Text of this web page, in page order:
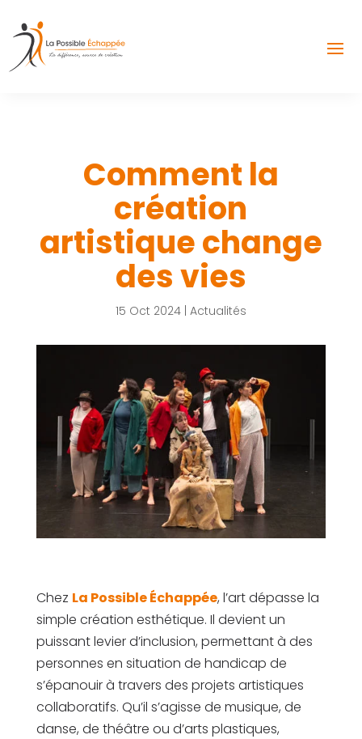
Comment la
création
artistique change
des vies
15 Oct 2024| Actualités
Chez La Possible Échappée, l’art dépasse la
simple création esthétique. Il devient un
puissant levier d’inclusion, permettant à des
personnes en situation de handicap de
s’épanouir à travers des projets artistiques
collaboratifs. Qu’il s’agisse de musique, de
danse, de théâtre ou d’arts plastiques,